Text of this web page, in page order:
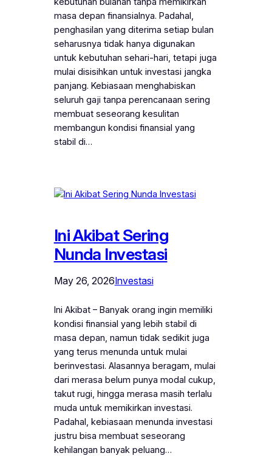
masa depan finansialnya. Padahal,
penghasilan yang diterima setiap bulan
seharusnya tidak hanya digunakan
untuk kebutuhan sehari-hari, tetapi juga
mulai disisihkan untuk investasi jangka
panjang. Kebiasaan menghabiskan
seluruh gaji tanpa perencanaan sering
membuat seseorang kesulitan
membangun kondisi finansial yang
stabil di…
Ini Akibat Sering
Nunda Investasi
May 26, 2026Investasi
Ini Akibat – Banyak orang ingin memiliki
kondisi finansial yang lebih stabil di
masa depan, namun tidak sedikit juga
yang terus menunda untuk mulai
berinvestasi. Alasannya beragam, mulai
dari merasa belum punya modal cukup,
takut rugi, hingga merasa masih terlalu
muda untuk memikirkan investasi.
Padahal, kebiasaan menunda investasi
justru bisa membuat seseorang
kehilangan banyak peluang…